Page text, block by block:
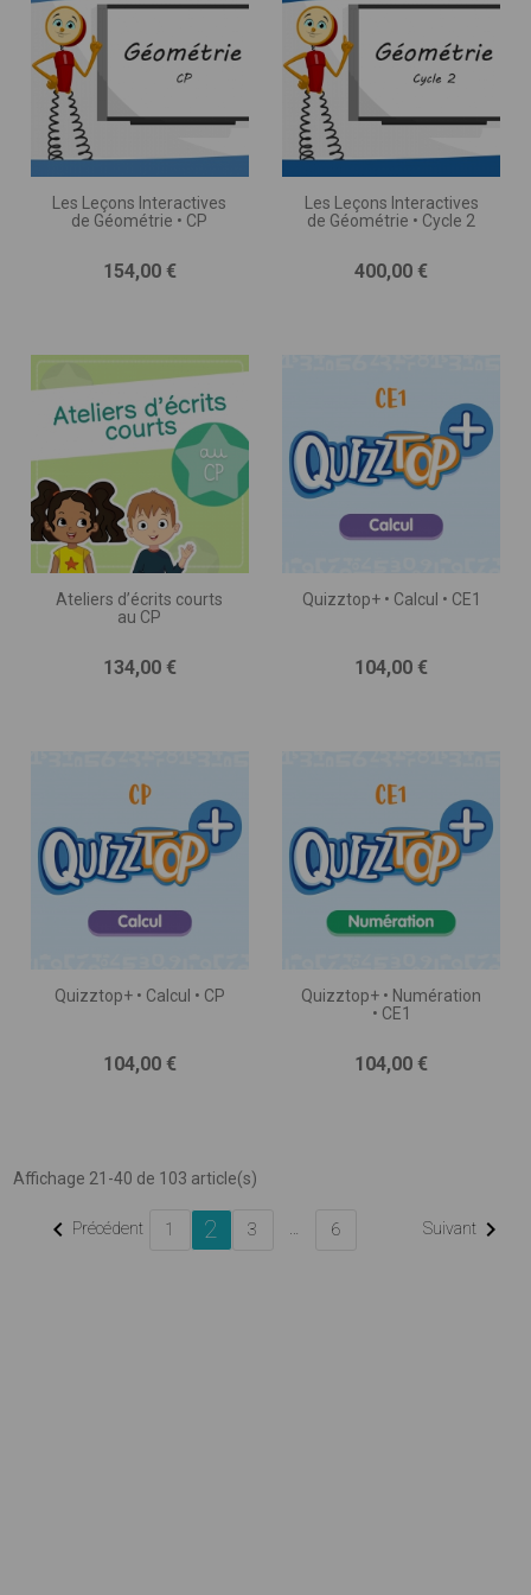
Les Leçons Interactives
de Géométrie • CP
Prix
154,00 €
Les Leçons Interactives
de Géométrie • Cycle 2
Prix
400,00 €
Ateliers d’écrits courts
au CP
Prix
134,00 €
Quizztop+ • Calcul • CE1
Prix
104,00 €
Quizztop+ • Calcul • CP
Prix
104,00 €
Quizztop+ • Numération
• CE1
Prix
104,00 €
Affichage 21-40 de 103 article(s)
 Précédent 1 2 3 6 Suivant